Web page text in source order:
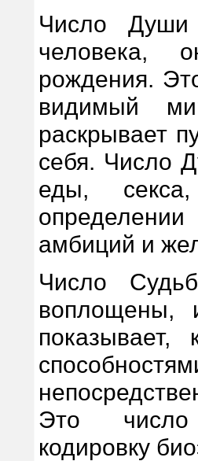
Число
человека,
рождения.
видимый
раскрывает
себя. Число
еды,
амбиций и
Число
воплощены,
Это число
кодировку